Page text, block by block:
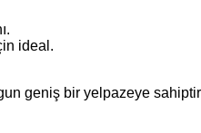
ideal.
geniş bir yelpazeye